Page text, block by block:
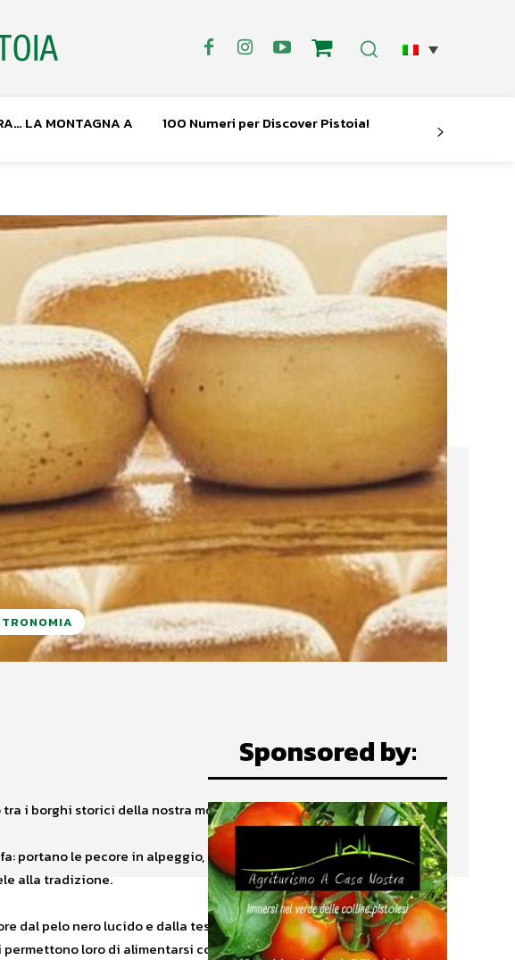
LA MONTAGNA A 100 Numeri per Discover Pistoia!
i borghi storici della nostra montagna.
portano le pecore in alpeggio, usano caglio
alla tradizione.
dal pelo nero lucido e dalla testa leggera, corna
loro di alimentarsi con le erbe
Sponsored by: